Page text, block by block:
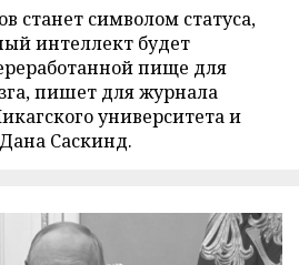
станет символом статуса,
интеллект будет
пище для
пишет для журнала
университета и
Саскинд.